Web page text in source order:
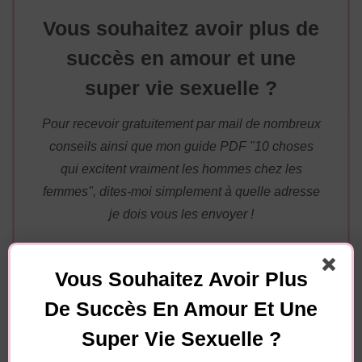
Vous souhaitez avoir plus de
succès en amour et une
super vie sexuelle ?
Pour recevoir gratuitement par mail de nombreux
conseils ainsi que mon guide PDF "10 choses
qui excitent vraiment les hommes chez les
femmes", dites-moi simplement à quelle adresse
je dois vous les envoyer !
Vous Souhaitez Avoir Plus
De Succès En Amour Et Une
Super Vie Sexuelle ?